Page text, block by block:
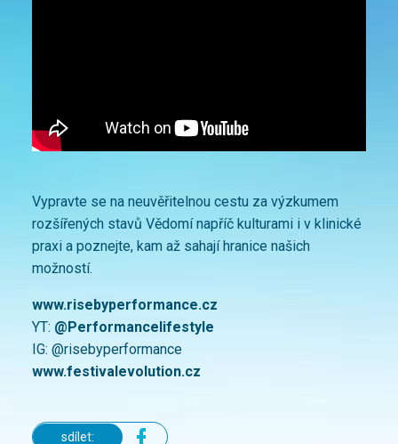
Vypravte se na neuvěřitelnou cestu za výzkumem
rozšířených stavů Vědomí napříč kulturami i v klinické
praxi a poznejte, kam až sahají hranice našich
možností.
www.risebyperformance.cz
YT: @Performancelifestyle
IG: @risebyperformance
www.festivalevolution.cz
sdílet: